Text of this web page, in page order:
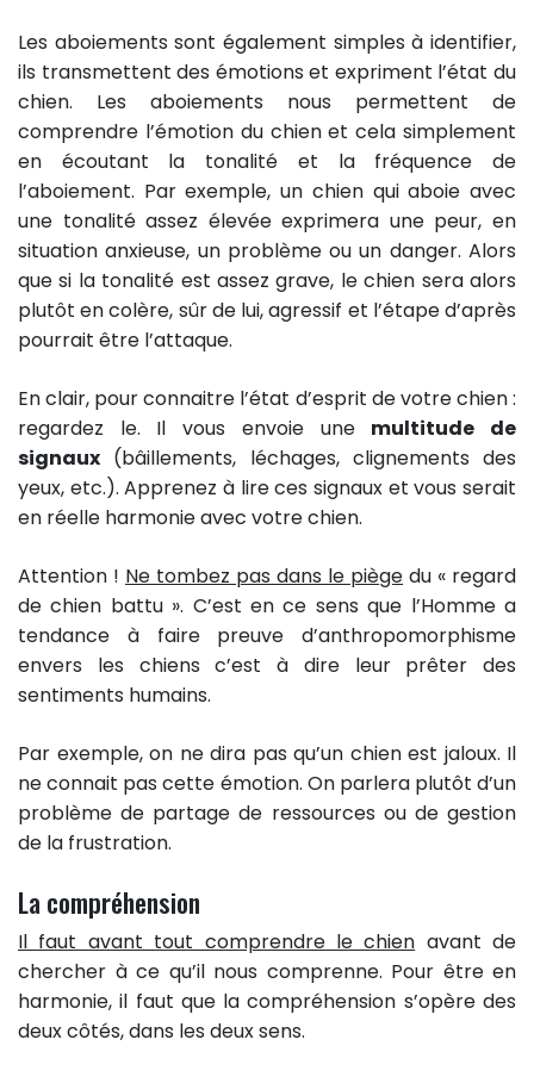
Les aboiements sont également simples à identifier,
ils transmettent des émotions et expriment l’état du
chien. Les aboiements nous permettent de
comprendre l’émotion du chien et cela simplement
en écoutant la tonalité et la fréquence de
l’aboiement. Par exemple, un chien qui aboie avec
une tonalité assez élevée exprimera une peur, en
situation anxieuse, un problème ou un danger. Alors
que si la tonalité est assez grave, le chien sera alors
plutôt en colère, sûr de lui, agressif et l’étape d’après
pourrait être l’attaque.
En clair, pour connaitre l’état d’esprit de votre chien :
regardez le. Il vous envoie une multitude de
signaux (bâillements, léchages, clignements des
yeux, etc.). Apprenez à lire ces signaux et vous serait
en réelle harmonie avec votre chien.
Attention ! Ne tombez pas dans le piège du « regard
de chien battu ». C’est en ce sens que l’Homme a
tendance à faire preuve d’anthropomorphisme
envers les chiens c’est à dire leur prêter des
sentiments humains.
Par exemple, on ne dira pas qu’un chien est jaloux. Il
ne connait pas cette émotion. On parlera plutôt d’un
problème de partage de ressources ou de gestion
de la frustration.
La compréhension
Il faut avant tout comprendre le chien avant de
chercher à ce qu’il nous comprenne. Pour être en
harmonie, il faut que la compréhension s’opère des
deux côtés, dans les deux sens.